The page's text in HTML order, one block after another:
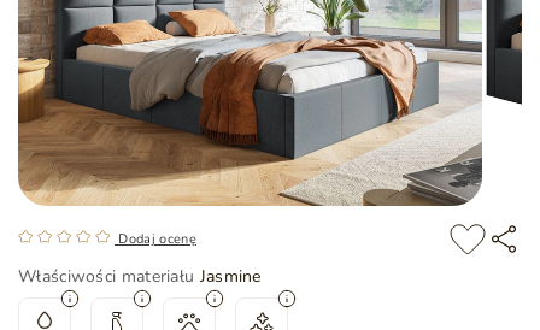
Dodaj ocenę
Właściwości materiału Jasmine